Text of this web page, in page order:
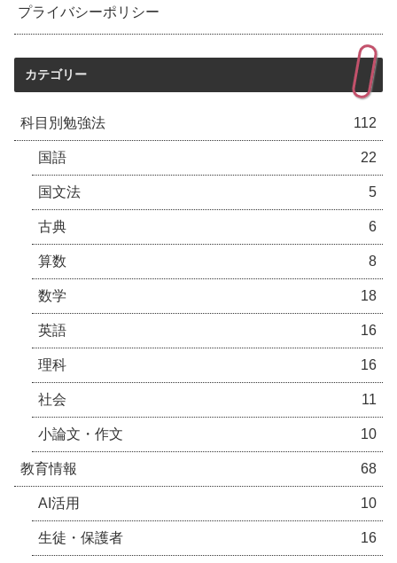
プライバシーポリシー
カテゴリー
科目別勉強法 112
国語 22
国文法 5
古典 6
算数 8
数学 18
英語 16
理科 16
社会 11
小論文・作文 10
教育情報 68
AI活用 10
生徒・保護者 16